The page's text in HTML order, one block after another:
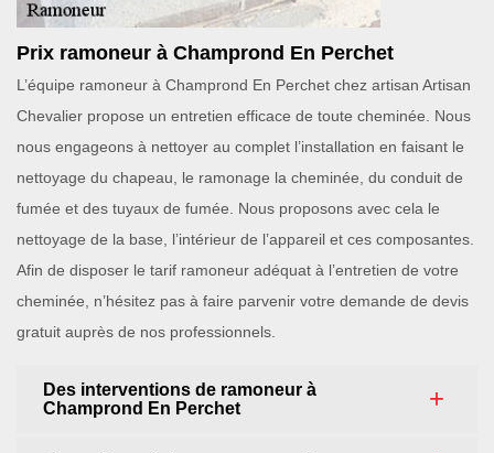
Prix ramoneur à Champrond En Perchet
L’équipe ramoneur à Champrond En Perchet chez artisan Artisan
Chevalier propose un entretien efficace de toute cheminée. Nous
nous engageons à nettoyer au complet l’installation en faisant le
nettoyage du chapeau, le ramonage la cheminée, du conduit de
fumée et des tuyaux de fumée. Nous proposons avec cela le
nettoyage de la base, l’intérieur de l’appareil et ces composantes.
Afin de disposer le tarif ramoneur adéquat à l’entretien de votre
cheminée, n’hésitez pas à faire parvenir votre demande de devis
gratuit auprès de nos professionnels.
Des interventions de ramoneur à
Champrond En Perchet